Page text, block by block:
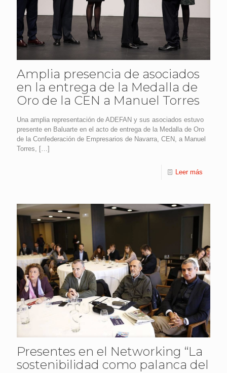
Amplia presencia de asociados
en la entrega de la Medalla de
Oro de la CEN a Manuel Torres
Una amplia representación de ADEFAN y sus asociados estuvo
presente en Baluarte en el acto de entrega de la Medalla de Oro
de la Confederación de Empresarios de Navarra, CEN, a Manuel
Torres, […]
Leer más
Presentes en el Networking “La
sostenibilidad como palanca del